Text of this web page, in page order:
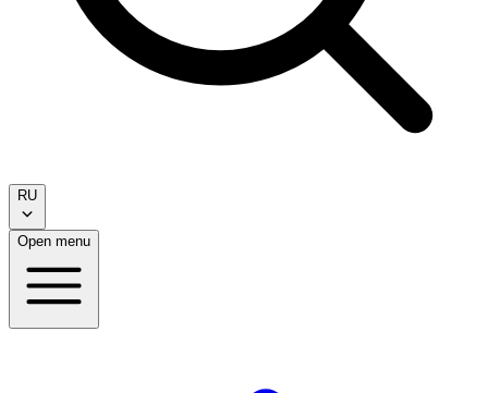
RU
Open menu